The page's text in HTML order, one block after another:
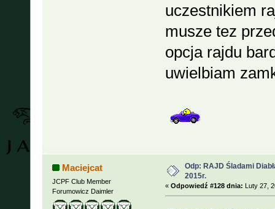
uczestnikiem
musze tez
opcja rajdu
uwielbiam
Maciejcat
JCPF Club Member
Forumowicz Daimler
Odp: RAJD Śladami
2015r.
« Odpowiedź #128 dnia: Luty 27,